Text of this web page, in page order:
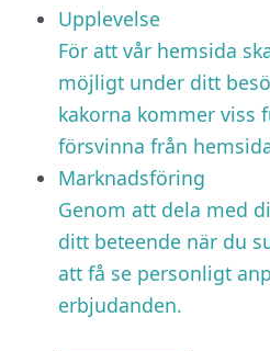
Upplevelse
För att vår hemsida
möjligt under ditt
kakorna kommer viss
försvinna från
Marknadsföring
Genom att dela med
ditt beteende när du
att få se personligt
erbjudanden.